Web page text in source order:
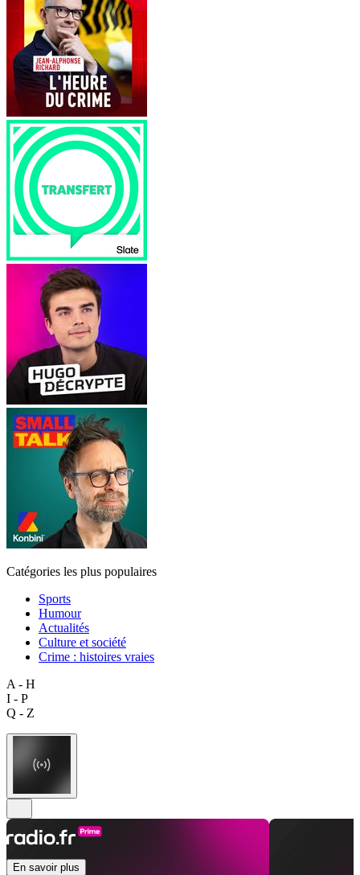
Catégories les plus populaires
Sports
Humour
Actualités
Culture et société
Crime : histoires vraies
A - H
I - P
Q - Z
En savoir plus